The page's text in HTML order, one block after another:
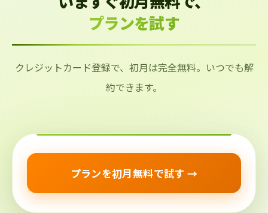
プランを試す
クレジットカード登録で、初月は完全無料。いつでも解
約できます。
プランを初月無料で試す →